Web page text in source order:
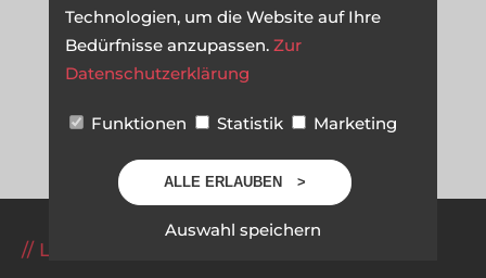
LEISTUNGEN
Technologien, um die Website auf Ihre
Bedürfnisse anzupassen. Zur
Datenschutzerklärung
Funktionen Statistik Marketing
ALLE ERLAUBEN
Auswahl speichern